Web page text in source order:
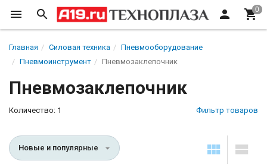
Главная Силовая техника
Пневмооборудование
Пневмоинструмент
Пневмозаклепочник
Пневмозаклепочник
Количество: 1 Фильтр товаров
Новые и популярные